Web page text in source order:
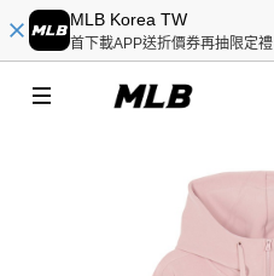
MLB Korea TW
首下載APP送折價券再抽限定禮